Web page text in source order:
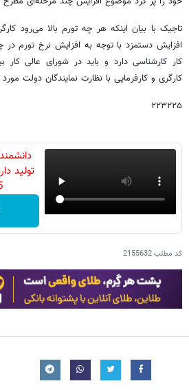
تاجیک با بیان اینکه هر چه تورم بالا می‌رود
افزایش دستمزد با توجه به افزایش نرخ تورم
کار کارشناسی دارد و باید در شورای عالی کار
کارگری و کارفرمایی با نظارت نمایندگان دولت
۲۲۳۲۲۵
تولید
کد مطلب2155632